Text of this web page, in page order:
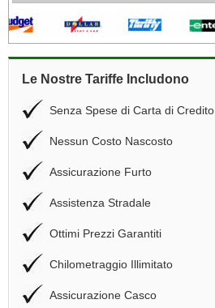
Le Nostre Tariffe Includono
Senza Spese di Carta di Credito
Nessun Costo Nascosto
Assicurazione Furto
Assistenza Stradale
Ottimi Prezzi Garantiti
Chilometraggio Illimitato
Assicurazione Casco